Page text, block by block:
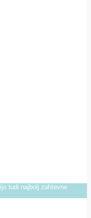
tudi najbolj zahtevne